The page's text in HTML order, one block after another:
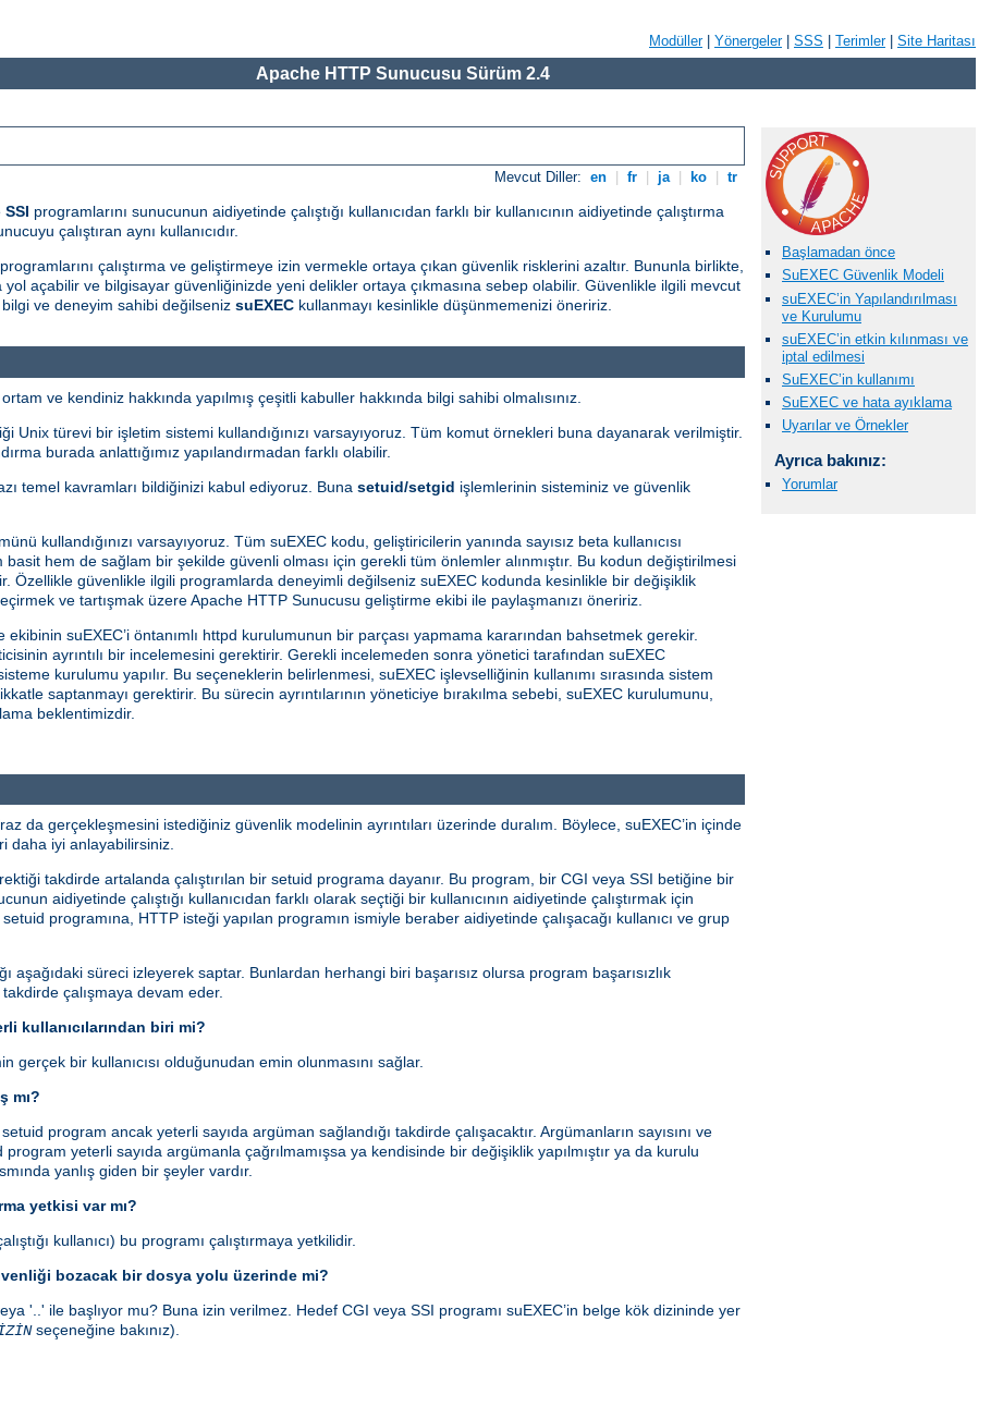
Modüller| Yönergeler| SSS Terimler| Site Haritası
Apache HTTP Sunucusu Sürüm 2.4
Mevcut Diller: en fr ja ko tr
SSI programlarını sunucunun aidiyetinde çalıştığı kullanıcıdan farklı bir kullanıcının aidiyetinde çalıştırma
çalıştıran aynı kullanıcıdır.
programlarını çalıştırma ve geliştirmeye izin vermekle ortaya çıkan güvenlik risklerini azaltır. Bununla birlikte,
yol açabilir ve bilgisayar güvenliğinizde yeni delikler ortaya çıkmasına sebep olabilir. Güvenlikle ilgili mevcut
ve deneyim sahibi değilseniz suEXEC kullanmayı kesinlikle düşünmemenizi öneririz.
Başlamadan önce
SuEXEC Güvenlik Modeli
suEXEC’in Yapılandırılması
ve Kurulumu
suEXEC’in etkin kılınması ve
iptal edilmesi
SuEXEC’in kullanımı
SuEXEC ve hata ayıklama
Uyarılar ve Örnekler
Ayrıca bakınız:
Yorumlar
ve kendiniz hakkında yapılmış çeşitli kabuller hakkında bilgi sahibi olmalısınız.
Unix türevi bir işletim sistemi kullandığınızı varsayıyoruz. Tüm komut örnekleri buna dayanarak verilmiştir.
burada anlattığımız yapılandırmadan farklı olabilir.
temel kavramları bildiğinizi kabul ediyoruz. Buna setuid/setgid işlemlerinin sisteminiz ve güvenlik
kullandığınızı varsayıyoruz. Tüm suEXEC kodu, geliştiricilerin yanında sayısız beta kullanıcısı
hem de sağlam bir şekilde güvenli olması için gerekli tüm önlemler alınmıştır. Bu kodun değiştirilmesi
Özellikle güvenlikle ilgili programlarda deneyimli değilseniz suEXEC kodunda kesinlikle bir değişiklik
ve tartışmak üzere Apache HTTP Sunucusu geliştirme ekibi ile paylaşmanızı öneririz.
suEXEC’i öntanımlı httpd kurulumunun bir parçası yapmama kararından bahsetmek gerekir.
ayrıntılı bir incelemesini gerektirir. Gerekli incelemeden sonra yönetici tarafından suEXEC
kurulumu yapılır. Bu seçeneklerin belirlenmesi, suEXEC işlevselliğinin kullanımı sırasında sistem
saptanmayı gerektirir. Bu sürecin ayrıntılarının yöneticiye bırakılma sebebi, suEXEC kurulumunu,
beklentimizdir.
da gerçekleşmesini istediğiniz güvenlik modelinin ayrıntıları üzerinde duralım. Böylece, suEXEC’in içinde
daha iyi anlayabilirsiniz.
takdirde artalanda çalıştırılan bir setuid programa dayanır. Bu program, bir CGI veya SSI betiğine bir
aidiyetinde çalıştığı kullanıcıdan farklı olarak seçtiği bir kullanıcının aidiyetinde çalıştırmak için
programına, HTTP isteği yapılan programın ismiyle beraber aidiyetinde çalışacağı kullanıcı ve grup
aşağıdaki süreci izleyerek saptar. Bunlardan herhangi biri başarısız olursa program başarısızlık
çalışmaya devam eder.
kullanıcılarından biri mi?
gerçek bir kullanıcısı olduğunudan emin olunmasını sağlar.
mı?
program ancak yeterli sayıda argüman sağlandığı takdirde çalışacaktır. Argümanların sayısını ve
yeterli sayıda argümanla çağrılmamışsa ya kendisinde bir değişiklik yapılmıştır ya da kurulu
yanlış giden bir şeyler vardır.
yetkisi var mı?
kullanıcı) bu programı çalıştırmaya yetkilidir.
bozacak bir dosya yolu üzerinde mi?
'..' ile başlıyor mu? Buna izin verilmez. Hedef CGI veya SSI programı suEXEC’in belge kök dizininde yer
seçeneğine bakınız).